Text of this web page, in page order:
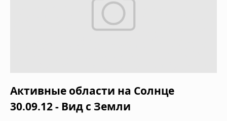
Активные области на Солнце
30.09.12 - Вид с Земли